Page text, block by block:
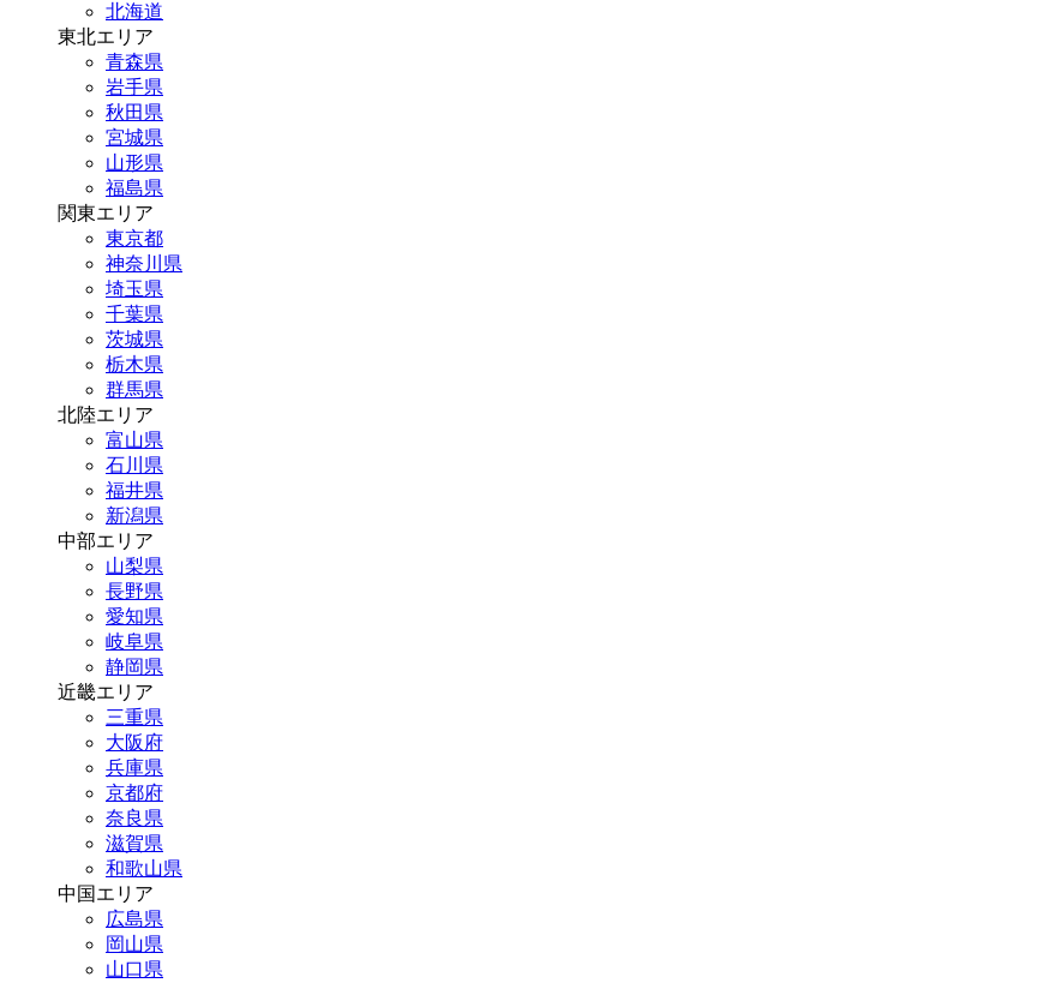
北海道
東北エリア
青森県
岩手県
秋田県
宮城県
山形県
福島県
関東エリア
東京都
神奈川県
埼玉県
千葉県
茨城県
栃木県
群馬県
北陸エリア
富山県
石川県
福井県
新潟県
中部エリア
山梨県
長野県
愛知県
岐阜県
静岡県
近畿エリア
三重県
大阪府
兵庫県
京都府
奈良県
滋賀県
和歌山県
中国エリア
広島県
岡山県
山口県